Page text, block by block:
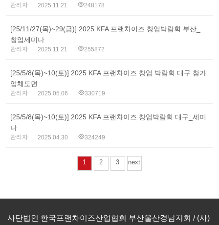
관리자 2025.11.21 248178
[25/11/27(목)~29(금)] 2025 KFA 프랜차이즈 창업박람회 부산_
창업세미나
관리자 2025.11.21 255872
[25/5/8(목)~10(토)] 2025 KFA 프랜차이즈 창업 박람회 대구 참가
업체도면
관리자 2025.05.06 330719
[25/5/8(목)~10(토)] 2025 KFA 프랜차이즈 창업박람회 대구_세미
나
관리자 2025.04.30 324249
1 2 3 next
사단법인 한국프랜차이즈산업협회 부산울산경남지회 / (사)